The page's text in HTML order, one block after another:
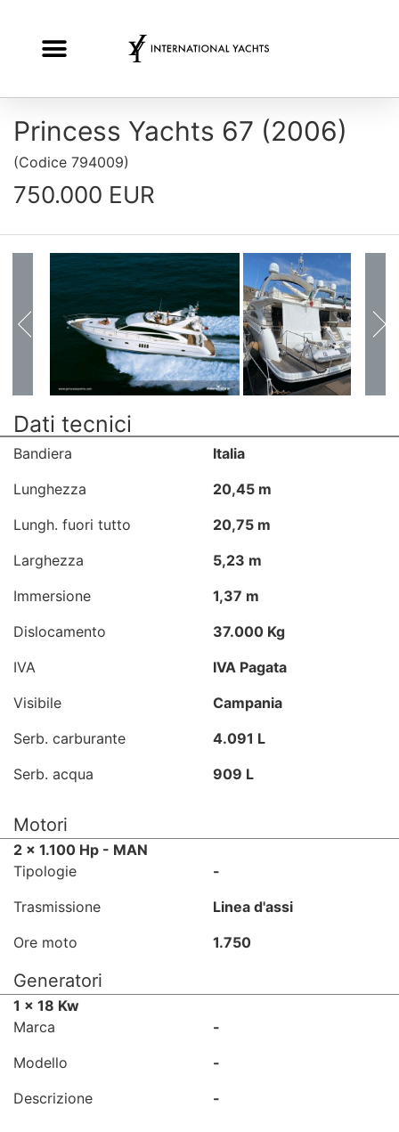
Princess Yachts 67 (2006)
(Codice 794009)
750.000 EUR
Dati tecnici
Bandiera
Italia
Lunghezza
20,45 m
Lungh. fuori tutto
20,75 m
Larghezza
5,23 m
Immersione
1,37 m
Dislocamento
37.000 Kg
IVA
IVA Pagata
Visibile
Campania
Serb. carburante
4.091 L
Serb. acqua
909 L
Motori
2 x 1.100 Hp - MAN
Tipologie
-
Trasmissione
Linea d'assi
Ore moto
1.750
Generatori
1 x 18 Kw
Marca
-
Modello
-
Descrizione
-